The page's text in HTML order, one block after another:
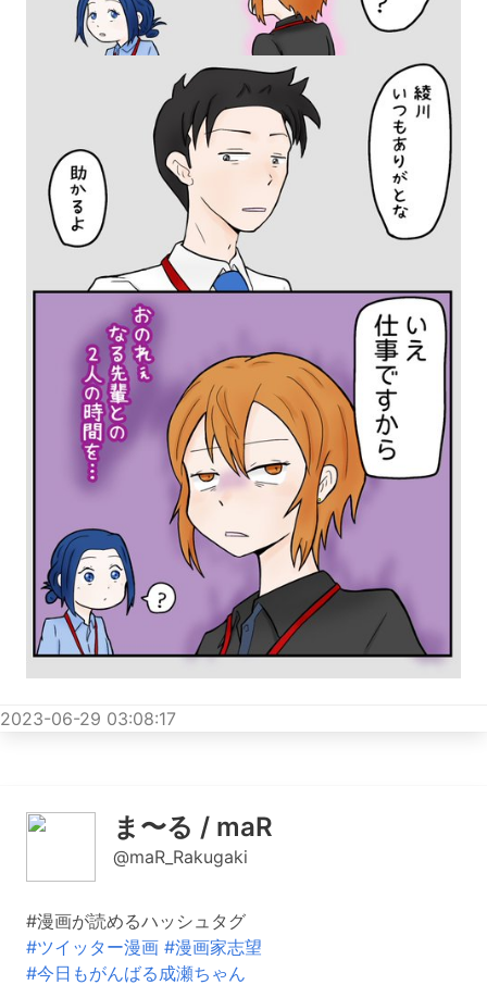
2023-06-29 03:08:17
ま〜る / maR
@maR_Rakugaki
#漫画が読めるハッシュタグ
#ツイッター漫画 #漫画家志望
#今日もがんばる成瀬ちゃん